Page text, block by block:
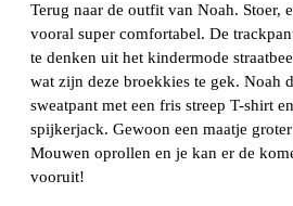
Terug naar de outfit van Noah. Stoer,
vooral super comfortabel. De
te denken uit het kindermode
wat zijn deze broekkies te gek. Noah
sweatpant met een fris streep T-shirt
spijkerjack. Gewoon een maatje
Mouwen oprollen en je kan er de
vooruit!